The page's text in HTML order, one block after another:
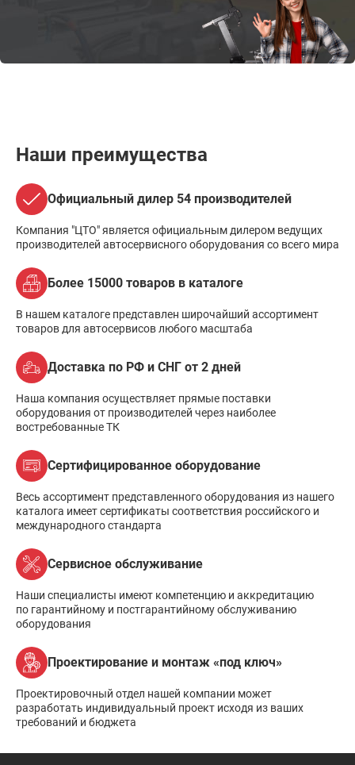
Наши преимущества
Официальный дилер 54 производителей
Компания "ЦТО" является официальным дилером ведущих
производителей автосервисного оборудования со всего мира
Более 15000 товаров в каталоге
В нашем каталоге представлен широчайший ассортимент
товаров для автосервисов любого масштаба
Доставка по РФ и СНГ от 2 дней
Наша компания осуществляет прямые поставки
оборудования от производителей через наиболее
востребованные ТК
Сертифицированное оборудование
Весь ассортимент представленного оборудования из нашего
каталога имеет сертификаты соответствия российского и
международного стандарта
Сервисное обслуживание
Наши специалисты имеют компетенцию и аккредитацию
по гарантийному и постгарантийному обслуживанию
оборудования
Проектирование и монтаж «под ключ»
Проектировочный отдел нашей компании может
разработать индивидуальный проект исходя из ваших
требований и бюджета